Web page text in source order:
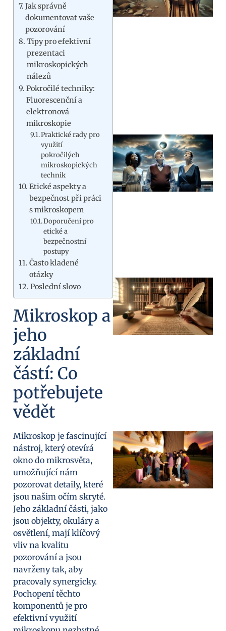
Jak správně
dokumentovat vaše
pozorování
Tipy pro efektivní
prezentaci
mikroskopických
nálezů
Pokročilé techniky:
Fluorescenční a
elektronová
mikroskopie
Praktické rady pro
využití
pokročilých
mikroskopických
technik
Etické aspekty a
bezpečnost při práci
s mikroskopem
Doporučení pro
etické a
bezpečnostní
postupy
Často kladené
otázky
Poslední slovo
Mikroskop a
jeho
základní
částí: Co
potřebujete
vědět
Mikroskop je fascinující
nástroj, který otevírá
okno do mikrosvěta,
umožňující nám
pozorovat detaily, které
jsou našim očím skryté.
Jeho základní části, jako
jsou objekty, okuláry a
osvětlení, mají klíčový
vliv na kvalitu
pozorování a jsou
navrženy tak, aby
pracovaly synergicky.
Pochopení těchto
komponentů je pro
efektivní využití